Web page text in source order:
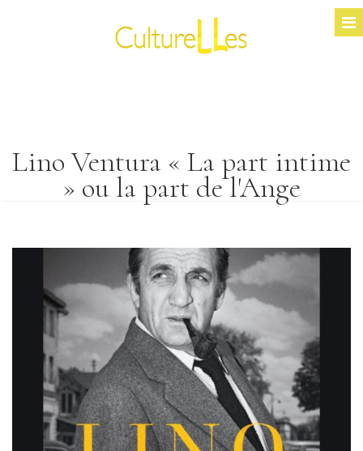
Lino Ventura « La part intime
» ou la part de l'Ange